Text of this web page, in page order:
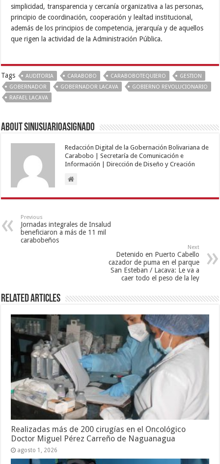
simplicidad, transparencia y cercanía organizativa a las personas,
principio de coordinación, cooperación y lealtad institucional,
además de los principios de competencia, jerarquía y de aquellos
que rigen la actividad de la Administración Pública.
Tags AUDITORIA CARABOBO CARABOBOTEQUIERO
GESTION
GOBERNADOR
GOBERNADOR LACAVA
GOBIERNO REVOLUCIONARIO
RAFAEL LACAVA
About sinusuarioasignado
Redacción Digital de la Gobernación Bolivariana de
Carabobo | Secretaría de Comunicación e
Información | Dirección de Diseño y Creación
Previous
Jornadas integrales de Insalud
beneficiaron a más de 11 mil
carabobeños
Next
Detenido en Puerto Cabello
cazador de puma en el parque
San Esteban / Lacava: Le va a
caer todo el peso de la ley
Related Articles
Realizadas más de 200 cirugías en el Oncológico
Doctor Miguel Pérez Carreño de Naguanagua
agosto 1, 2026